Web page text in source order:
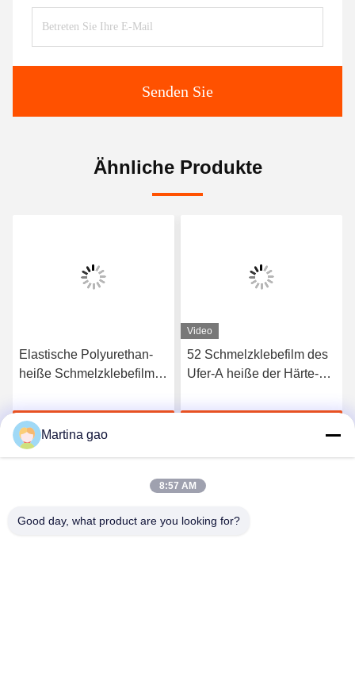
Senden Sie
Ähnliche Produkte
Elastische Polyurethan-
heiße Schmelzklebefilm
Jetzt Chatten
Video
52 Schmelzklebefilm des
Ufer-A heiße der Härte-
Unterwäsche
Martina gao
8:57 AM
Good day, what product are you looking for?